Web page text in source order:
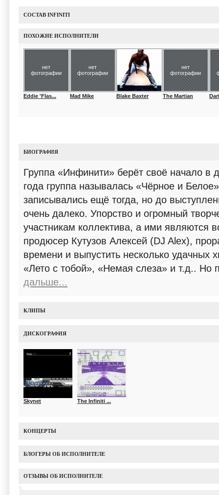
СОСТАВ INFINITI
ПОХОЖИЕ ИСПОЛНИТЕЛИ
нет
фотографии
Eddie 'Flas...
нет
фотографии
Mad Mike Blake Baxter
нет
фотографии
The Martian
БИОГРАФИЯ
Группа «Инфинити» берёт своё начало в
года группа называлась «Чёрное и
записывались ещё тогда, но до
очень далеко. Упорство и огромный
участникам коллектива, а ими являются
продюсер Кутузов Алексей (DJ Alex),
времени и выпустить несколько удачных
«Лето с тобой», «Немая слеза» и т.д.. Но
дальше...
КЛИПЫ
ДИСКОГРАФИЯ
Skynet The Infiniti ...
КОНЦЕРТЫ
БЛОГЕРЫ ОБ ИСПОЛНИТЕЛЕ
ОТЗЫВЫ ОБ ИСПОЛНИТЕЛЕ